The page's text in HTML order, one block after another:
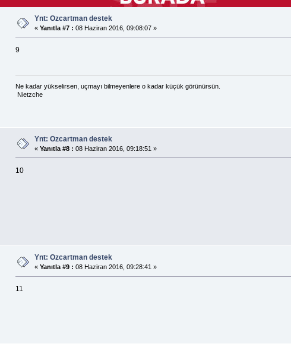
Ynt: Ozcartman destek
« Yanıtla #7 : 08 Haziran 2016, 09:08:07 »
9
Ne kadar yükselirsen, uçmayı bilmeyenlere o kadar küçük görünürsün.
Nietzche
Ynt: Ozcartman destek
« Yanıtla #8 : 08 Haziran 2016, 09:18:51 »
10
Ynt: Ozcartman destek
« Yanıtla #9 : 08 Haziran 2016, 09:28:41 »
11